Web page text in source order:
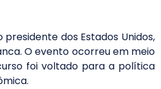
dos Estados Unidos,
O evento ocorreu em meio
foi voltado para a política